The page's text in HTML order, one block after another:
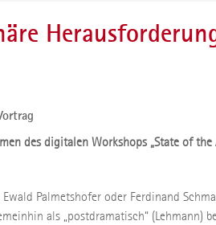
des digitalen Workshops „State of the
Palmetshofer oder Ferdinand
als „postdramatisch“ (Lehmann)